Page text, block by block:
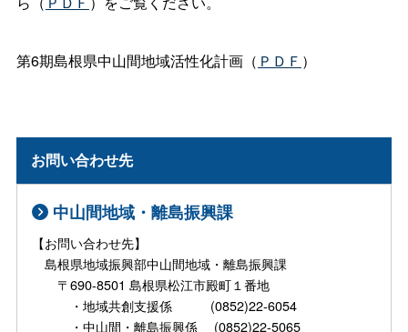
第6期島根県中山間地域活性化計画（ ＰＤＦ ）
お問い合わせ先
中山間地域・離島振興課
【お問い合わせ先】
島根県地域振興部中山間地域・離島振興課
〒690-8501 島根県松江市殿町１番地
・地域共創支援係 (0852)22-6054
・中山間・離島振興係 (0852)22-5065